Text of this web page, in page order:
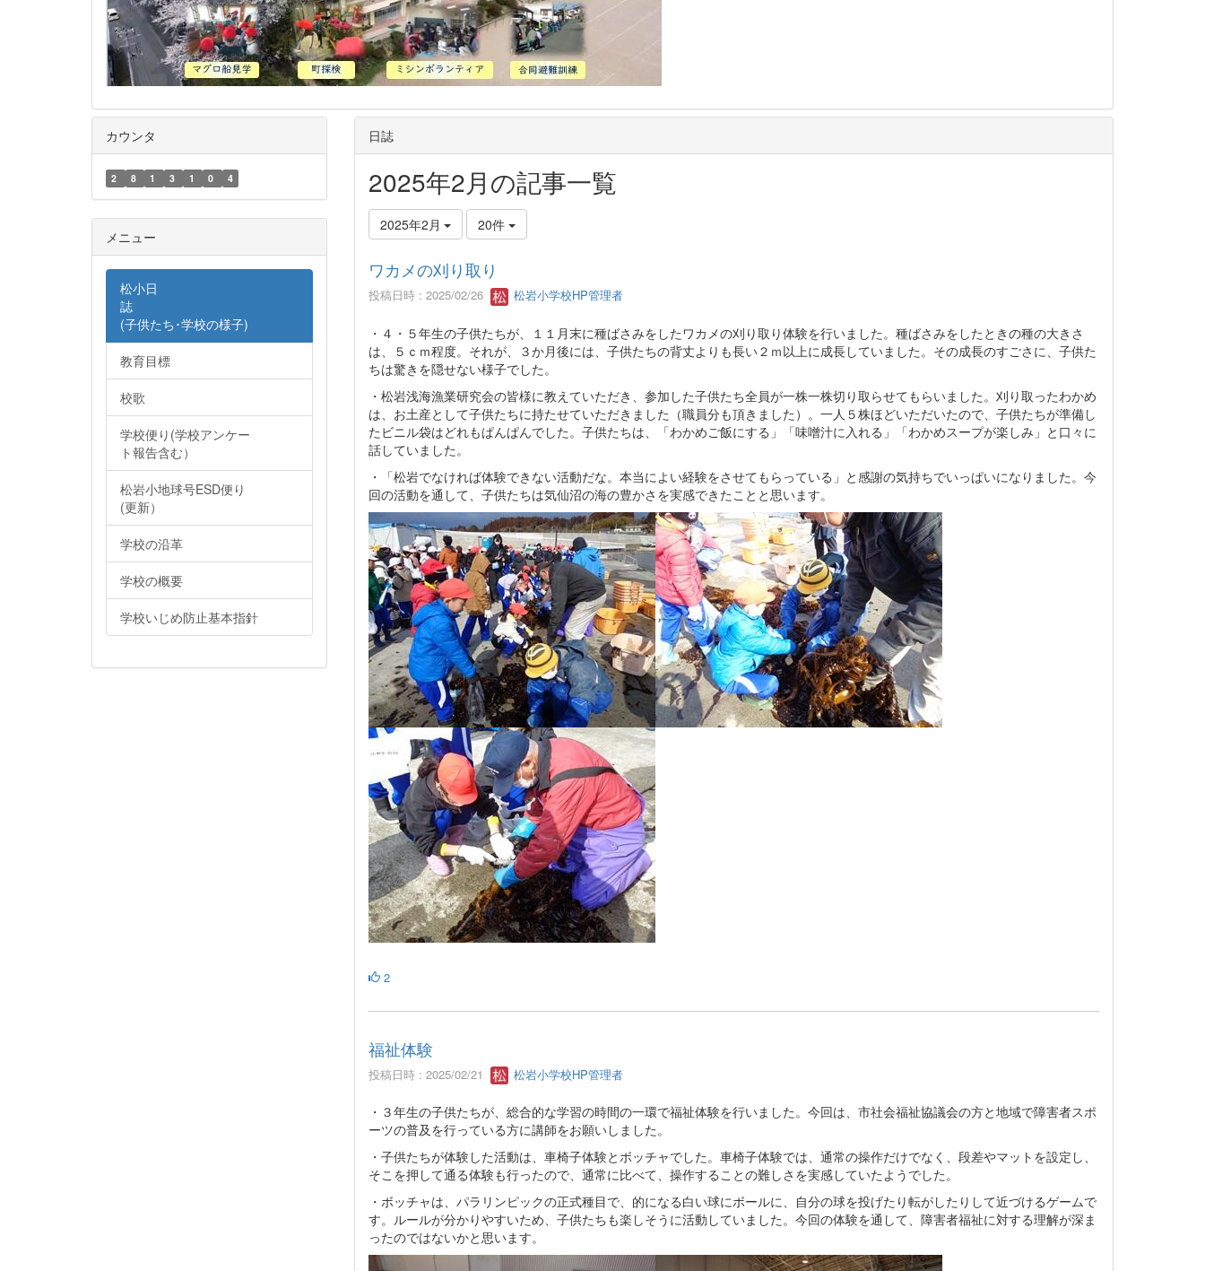
日誌
2025年2月の記事一覧
2025年2月 20件
ワカメの刈り取り
投稿日時 : 2025/02/26 松岩小学校HP管理者
・４・５年生の子供たちが、１１月末に種ばさみをしたワカメの刈り取り体験を行いました。種ばさみをしたときの種の大きさ
は、５ｃｍ程度。それが、３か月後には、子供たちの背丈よりも長い２ｍ以上に成長していました。その成長のすごさに、子供た
ちは驚きを隠せない様子でした。
・松岩浅海漁業研究会の皆様に教えていただき、参加した子供たち全員が一株一株切り取らせてもらいました。刈り取ったわかめ
は、お土産として子供たちに持たせていただきました（職員分も頂きました）。一人５株ほどいただいたので、子供たちが準備し
たビニル袋はどれもぱんぱんでした。子供たちは、「わかめご飯にする」「味噌汁に入れる」「わかめスープが楽しみ」と口々に
話していました。
・「松岩でなければ体験できない活動だな。本当によい経験をさせてもらっている」と感謝の気持ちでいっぱいになりました。今
回の活動を通して、子供たちは気仙沼の海の豊かさを実感できたことと思います。
2
福祉体験
投稿日時 : 2025/02/21 松岩小学校HP管理者
・３年生の子供たちが、総合的な学習の時間の一環で福祉体験を行いました。今回は、市社会福祉協議会の方と地域で障害者スポ
ーツの普及を行っている方に講師をお願いしました。
・子供たちが体験した活動は、車椅子体験とボッチャでした。車椅子体験では、通常の操作だけでなく、段差やマットを設定し、
そこを押して通る体験も行ったので、通常に比べて、操作することの難しさを実感していたようでした。
・ボッチャは、パラリンピックの正式種目で、的になる白い球にボールに、自分の球を投げたり転がしたりして近づけるゲームで
す。ルールが分かりやすいため、子供たちも楽しそうに活動していました。今回の体験を通して、障害者福祉に対する理解が深ま
ったのではないかと思います。
カウンタ
2 8 1 3 1 0 4
メニュー
松小日
誌
(子供たち･学校の様子)
教育目標
校歌
学校便り(学校アンケー
ト報告含む）
松岩小地球号ESD便り
(更新）
学校の沿革
学校の概要
学校いじめ防止基本指針